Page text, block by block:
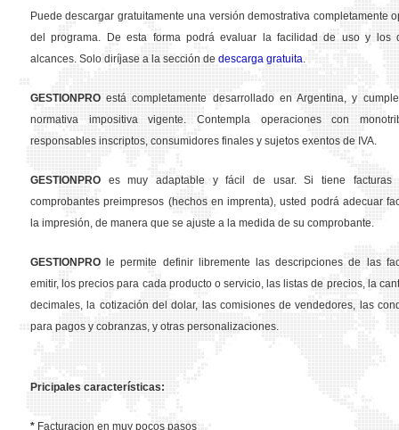
Puede descargar gratuitamente una versión demostrativa completamente
del programa. De esta forma podrá evaluar la facilidad de uso y los
alcances. Solo diríjase a la sección de descarga gratuita.
GESTION PRO está completamente desarrollado en Argentina, y
normativa impositiva vigente. Contempla operaciones con
responsables inscriptos, consumidores finales y sujetos exentos de IVA.
GESTION PRO es muy adaptable y fácil de usar. Si tiene facturas
comprobantes preimpresos (hechos en imprenta), usted podrá adecuar
la impresión, de manera que se ajuste a la medida de su comprobante.
GESTION PRO le permite definir libremente las descripciones de las
emitir, los precios para cada producto o servicio, las listas de precios, la
decimales, la cotización del dolar, las comisiones de vendedores, las
para pagos y cobranzas, y otras personalizaciones.
Pricipales características:
* Facturacion en muy pocos pasos